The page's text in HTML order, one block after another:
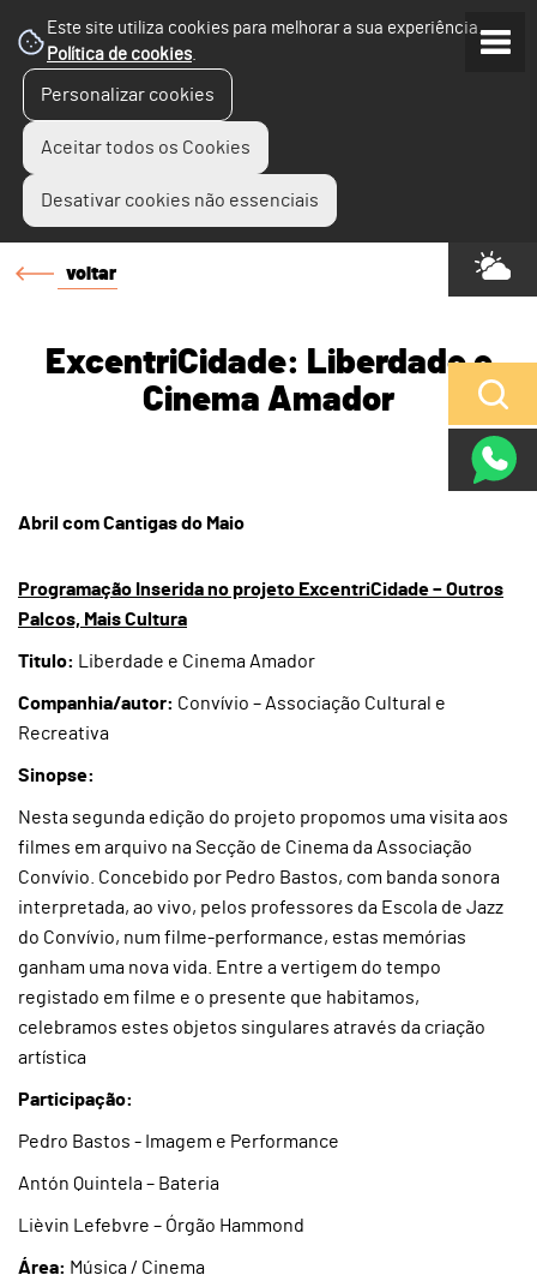
Este site utiliza cookies para melhorar a sua experiência.
Política de cookies.
Personalizar cookies
Aceitar todos os Cookies
Desativar cookies não essenciais
voltar
ExcentriCidade: Liberdade e
Cinema Amador
Abril com Cantigas do Maio
Programação Inserida no projeto ExcentriCidade – Outros
Palcos, Mais Cultura
Titulo: Liberdade e Cinema Amador
Companhia/autor: Convívio – Associação Cultural e
Recreativa
Sinopse:
Nesta segunda edição do projeto propomos uma visita aos
filmes em arquivo na Secção de Cinema da Associação
Convívio. Concebido por Pedro Bastos, com banda sonora
interpretada, ao vivo, pelos professores da Escola de Jazz
do Convívio, num filme-performance, estas memórias
ganham uma nova vida. Entre a vertigem do tempo
registado em filme e o presente que habitamos,
celebramos estes objetos singulares através da criação
artística
Participação:
Pedro Bastos - Imagem e Performance
Antón Quintela – Bateria
Lièvin Lefebvre – Órgão Hammond
Área: Música / Cinema